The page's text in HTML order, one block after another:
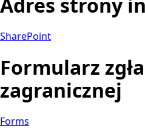
SharePoint
Formularz
zagranicznej
Forms